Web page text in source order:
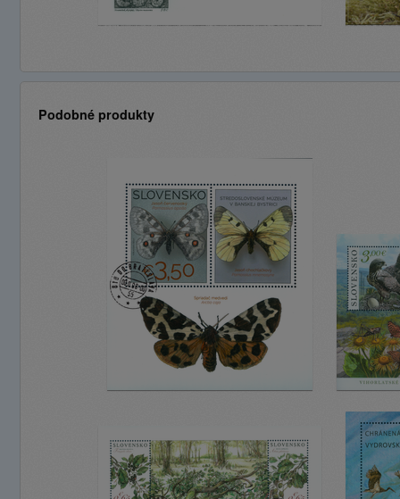
Podobné produkty